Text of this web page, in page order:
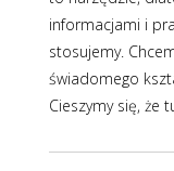
informacjami i
stosujemy.
świadomego
Cieszymy się, że